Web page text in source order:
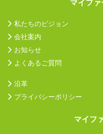
マイフ
私たちのビジョン
会社案内
お知らせ
よくあるご質問
沿革
プライバシーポリシー
マイフ